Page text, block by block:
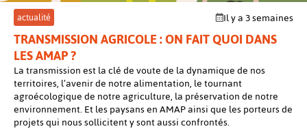
actualité Il y a 3 semaines
TRANSMISSION AGRICOLE : ON FAIT QUOI DANS
LES AMAP ?
La transmission est la clé de voute de la dynamique de nos
territoires, l’avenir de notre alimentation, le tournant
agroécologique de notre agriculture, la préservation de notre
environnement. Et les paysans en AMAP ainsi que les porteurs de
projets qui nous sollicitent y sont aussi confrontés.